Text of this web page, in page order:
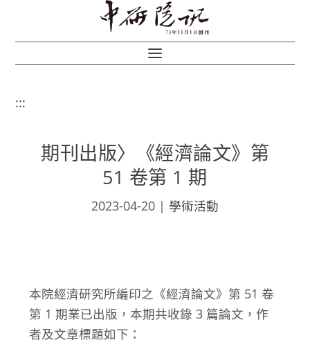
:::
期刊出版〉《經濟論文》第
51 卷第 1 期
2023-04-20 | 學術活動
本院經濟研究所編印之《經濟論文》第 51 卷
第 1 期業已出版，本期共收錄 3 篇論文，作
者及文章標題如下：